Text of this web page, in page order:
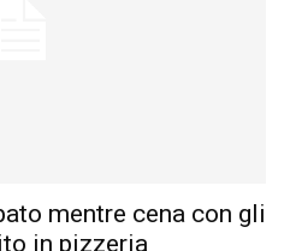
mentre cena con gli
in pizzeria